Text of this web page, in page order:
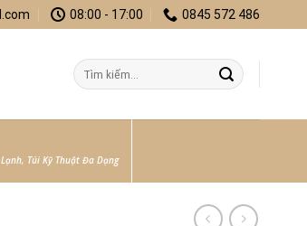
08:00 - 17:00 0845 572 486
Search
for:
Túi Kỹ Thuật Đa Dạng